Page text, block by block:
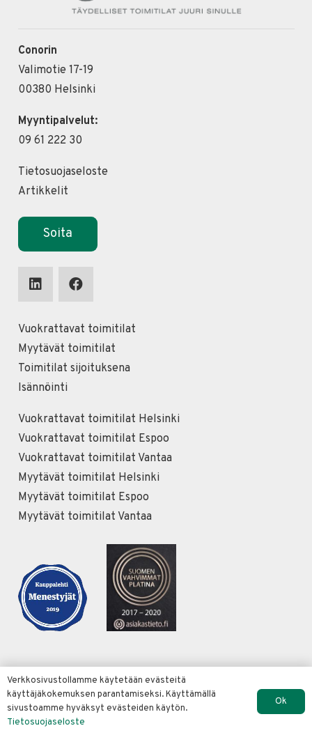
Conorin
Valimotie 17-19
00380 Helsinki
Myyntipalvelut:
09 61 222 30
Tietosuojaseloste
Artikkelit
Soita
Vuokrattavat toimitilat
Myytävät toimitilat
Toimitilat sijoituksena
Isännöinti
Vuokrattavat toimitilat Helsinki
Vuokrattavat toimitilat Espoo
Vuokrattavat toimitilat Vantaa
Myytävät toimitilat Helsinki
Myytävät toimitilat Espoo
Myytävät toimitilat Vantaa
© Copyright Conorin Oy 2022 |Verkkosivut Merja
Koriseva
Verkkosivustollamme käytetään evästeitä
käyttäjäkokemuksen parantamiseksi. Käyttämällä
sivustoamme hyväksyt evästeiden käytön.
Tietosuojaseloste
Ok